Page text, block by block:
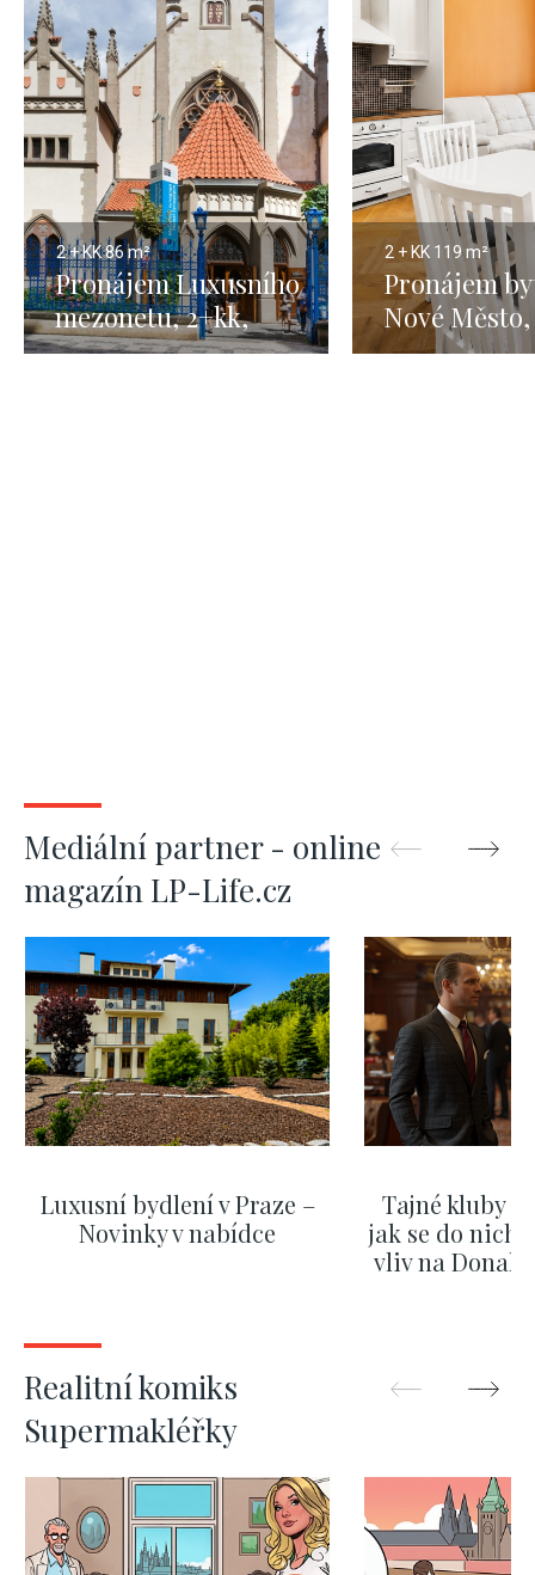
2 + KK86 m²
Pronájem Luxusního
mezonetu, 2+kk,
Praha 1, Josefov,
2 + KK 119 m²
Pronájem
Nové Město,
- 69 m²
Mediální partner - online
magazín LP-Life.cz
Luxusní bydlení v Praze –
Novinky v nabídce
Tajné kluby
jak se do nich
vliv na
Realitní komiks
Supermakléřky